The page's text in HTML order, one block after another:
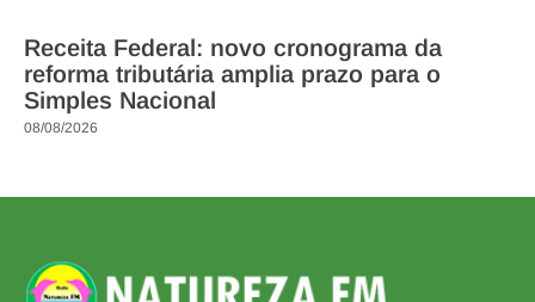
Receita Federal: novo cronograma da
reforma tributária amplia prazo para o
Simples Nacional
08/08/2026